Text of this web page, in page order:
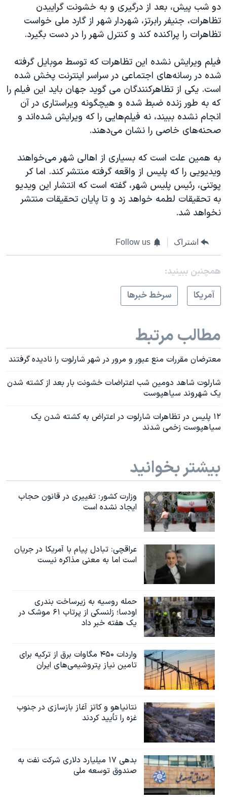
دو شب پیش، بعد از درگیری و به خشونت گراییدن
تظاهرات، جنیفر رابرتز، شهردار شهر از گارد ملی خواست
تظاهرات را پراکنده کند و کنترل شهر را در دست بگیرد.
فیلم ویرایش نشده این تظاهرات که توسط موبایل گرفته
شده در رسانه‌های اجتماعی در سراسر اینترنت پخش شده
است. یکی از تظاهرکنندگان می گوید جهان باید این فیلم را
که به طور زنده ضبط شده و هیچگونه ویراستاری در آن
انجام نشده ببیند، نه فیلم‌هایی را که ویرایش شده‌اند و
صحنه‌های خاصی را نشان می‌دهند.
به همین علت است که بسیاری از اهالی شهر می‌خواهند
ویدیویی را که پلیس از واقعه گرفته منتشر کند. اما کر
پوتنی، رئیس پلیس شهر، گفته است که انتشار این ویدیو
به تحقیقات لطمه خواهد زد و تا پایان تحقیقات منتشر
نخواهد شد.
اشتراک Follow us
همچنبن ببینید:
آمريکا
سرخط خبرها
مطالب مرتبط
معترضان مقررات منع عبور و مرور در شهر شارلوت را نادیده گرفتند
شارلوت شاهد دومین شب اعتراضات خشونت بار بعد از کشته شدن
یک شهروند سیاهپوست
۱۲ پلیس در تظاهرات شارلوت در اعتراض به کشته شدن یک
سیاهپوست زخمی شدند
بیشتر بخوانید
وزارت کشور: تغییری در قانون حجاب
ایجاد نشده است
عراقچی: تبادل پیام با آمریکا در جریان
است اما به معنی مذاکره نیست
حمله روسیه به زیرساخت بندری
اودسا؛ زلنسکی از پرتاب ۶۱ موشک در
یک هفته خبر داد
واردات ۴۵۰ مگاوات برق از ترکیه برای
تامین نیاز پتروشیمی‌های ایران
نتانیاهو و کاتز آغاز بازسازی در جنوب
غزه را تأیید کردند
بدهی ۱۷ میلیارد دلاری شرکت نفت به
صندوق توسعه ملی